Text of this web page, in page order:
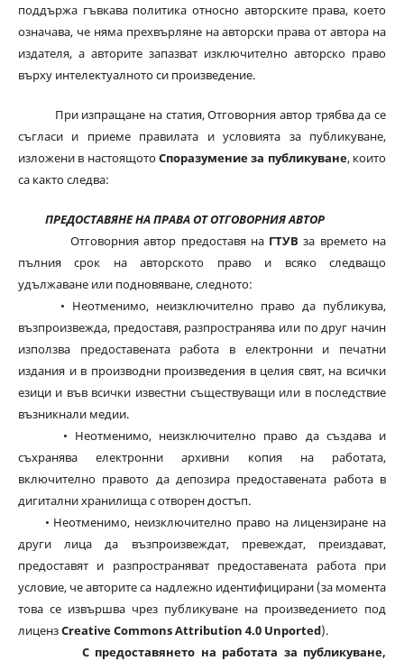
поддържа гъвкава политика относно авторските права, което
означава, че няма прехвърляне на авторски права от автора на
издателя, а авторите запазват изключително авторско право
върху интелектуалното си произведение.
При изпращане на статия, Отговорния автор трябва да се
съгласи и приеме правилата и условията за публикуване,
изложени в настоящотоСпоразумение за публикуване, които
са както следва:
ПРЕДОСТАВЯНЕ НА ПРАВА ОТ ОТГОВОРНИЯ АВТОР
Отговорния автор предоставя на ГТУВ за времето на
пълния срок на авторското право и всяко следващо
удължаване или подновяване, следното:
• Неотменимо, неизключително право да публикува,
възпроизвежда, предоставя, разпространява или по друг начин
използва предоставената работа в електронни и печатни
издания и в производни произведения в целия свят, на всички
езици и във всички известни съществуващи или в последствие
възникнали медии.
• Неотменимо, неизключително право да създава и
съхранява електронни архивни копия на работата,
включително правото да депозира предоставената работа в
дигитални хранилища с отворен достъп.
• Неотменимо, неизключително право на лицензиране на
други лица да възпроизвеждат, превеждат, преиздават,
предоставят и разпространяват предоставената работа при
условие, че авторите са надлежно идентифицирани (за момента
това се извършва чрез публикуване на произведението под
лицензCreative Commons Attribution 4.0 Unported).
С предоставянето на работата за публикуване,